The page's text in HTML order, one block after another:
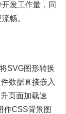
发工作量，同
畅。
SVG图形转换
数据直接嵌入
页面加载速
作CSS背景图